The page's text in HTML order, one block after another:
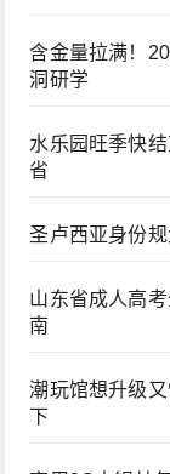
含金量拉满！
洞研学
水乐园旺季快
省
圣卢西亚身份
山东省成人高
南
潮玩馆想升级
下